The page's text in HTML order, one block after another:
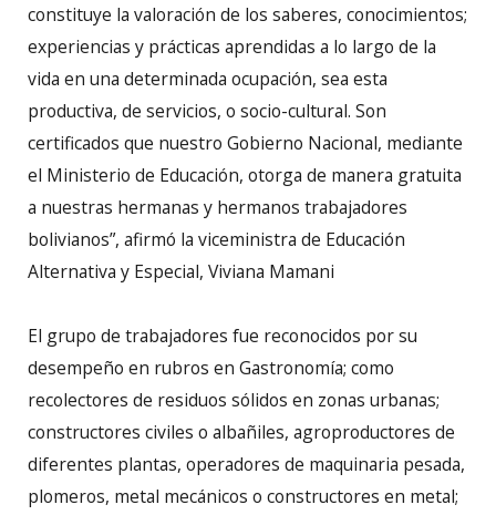
constituye la valoración de los saberes, conocimientos;
experiencias y prácticas aprendidas a lo largo de la
vida en una determinada ocupación, sea esta
productiva, de servicios, o socio-cultural. Son
certificados que nuestro Gobierno Nacional, mediante
el Ministerio de Educación, otorga de manera gratuita
a nuestras hermanas y hermanos trabajadores
bolivianos”, afirmó la viceministra de Educación
Alternativa y Especial, Viviana Mamani
El grupo de trabajadores fue reconocidos por su
desempeño en rubros en Gastronomía; como
recolectores de residuos sólidos en zonas urbanas;
constructores civiles o albañiles, agroproductores de
diferentes plantas, operadores de maquinaria pesada,
plomeros, metal mecánicos o constructores en metal;